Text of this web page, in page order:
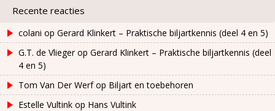
Recente reacties
colani op Gerard Klinkert – Praktische biljartkennis (deel 4 en 5)
G.T. de Vliegerop Gerard Klinkert – Praktische biljartkennis (deel
4 en 5)
Tom Van Der Werfop Biljart en toebehoren
Estelle Vultink op Hans Vultink